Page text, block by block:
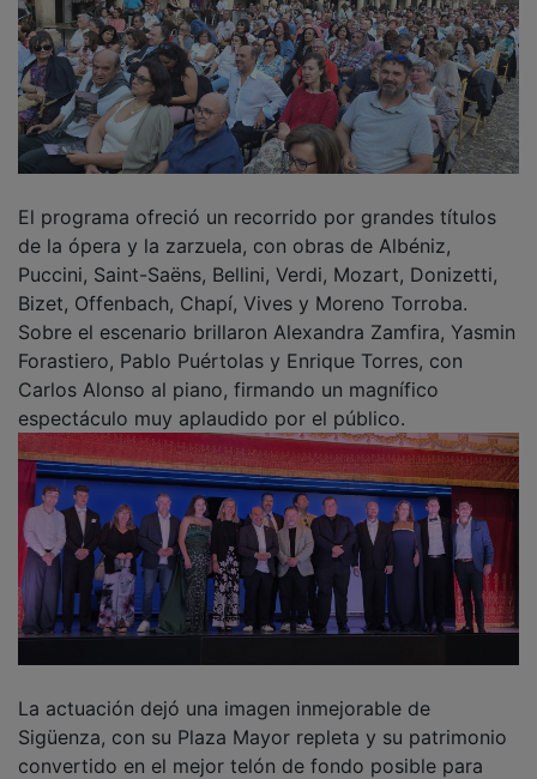
El programa ofreció un recorrido por grandes títulos
Puccini, Saint-Saëns, Bellini, Verdi, Mozart, Donizetti,
Bizet, Offenbach, Chapí, Vives y Moreno Torroba.
Sobre el escenario brillaron Alexandra Zamfira, Yasmin
Forastiero, Pablo Puértolas y Enrique Torres, con
Carlos Alonso al piano, firmando un magnífico
espectáculo muy aplaudido por el público.
convertido en el mejor telón de fondo posible para
una noche cultural de primer nivel.